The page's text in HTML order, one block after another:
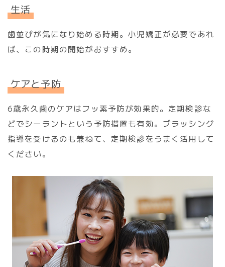
生活
歯並びが気になり始める時期。小児矯正が必要であれ
ば、この時期の開始がおすすめ。
ケアと予防
6歳永久歯のケアはフッ素予防が効果的。定期検診な
どでシーラントという予防措置も有効。ブラッシング
指導を受けるのも兼ねて、定期検診をうまく活用して
ください。